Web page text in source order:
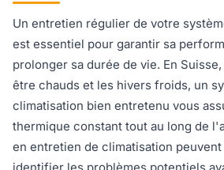
Un entretien régulier de votre
est essentiel pour garantir sa
prolonger sa durée de vie. En
être chauds et les hivers froids, un
climatisation bien entretenu vous
thermique constant tout au long de
en entretien de climatisation peuvent